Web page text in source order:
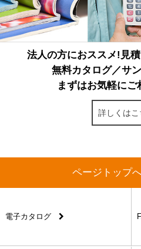
法人の方におススメ!見
無料カタログ／サ
まずはお気軽にご
詳しくはこ
ページトップ
電子カタログ